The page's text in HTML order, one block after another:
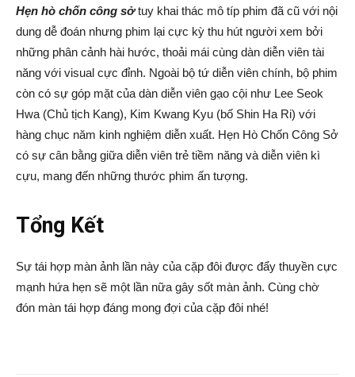
Hẹn hò chốn công sởtuy khai thác mô típ phim đã cũ với nội
dung dễ đoán nhưng phim lại cực kỳ thu hút người xem bởi
những phân cảnh hài hước, thoải mái cùng dàn diễn viên tài
năng với visual cực đỉnh. Ngoài bộ tứ diễn viên chính, bộ phim
còn có sự góp mặt của dàn diễn viên gạo cội như Lee Seok
Hwa (Chủ tịch Kang), Kim Kwang Kyu (bố Shin Ha Ri) với
hàng chục năm kinh nghiệm diễn xuất. Hẹn Hò Chốn Công Sở
có sự cân bằng giữa diễn viên trẻ tiềm năng và diễn viên kì
cựu, mang đến những thước phim ấn tượng.
Tổng Kết
Sự tái hợp màn ảnh lần này của cặp đôi được đẩy thuyền cực
mạnh hứa hẹn sẽ một lần nữa gây sốt màn ảnh. Cùng chờ
đón màn tái hợp đáng mong đợi của cặp đôi nhé!